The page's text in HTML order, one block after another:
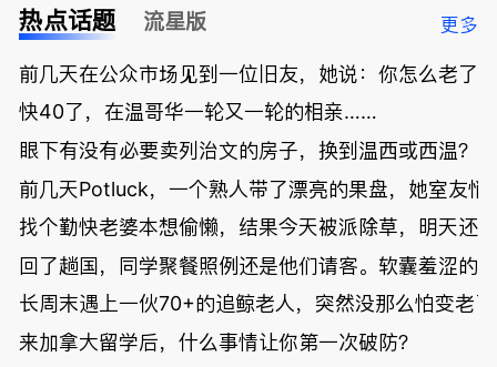
热点话题 流星版 更多
前几天在公众市场见到一位旧友，她说：你怎么老了
快40了，在温哥华一轮又一轮的相亲……
眼下有没有必要卖列治文的房子，换到温西或西温？
前几天Potluck，一个熟人带了漂亮的果盘，她室友悄
找个勤快老婆本想偷懒，结果今天被派除草，明天还
回了趟国，同学聚餐照例还是他们请客。软囊羞涩的
长周末遇上一伙70+的追鲸老人，突然没那么怕变老了
来加拿大留学后，什么事情让你第一次破防？